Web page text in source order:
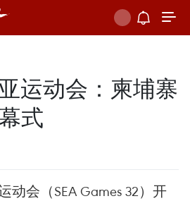
运动会：柬埔寨
式
动会（SEA Games 32）开